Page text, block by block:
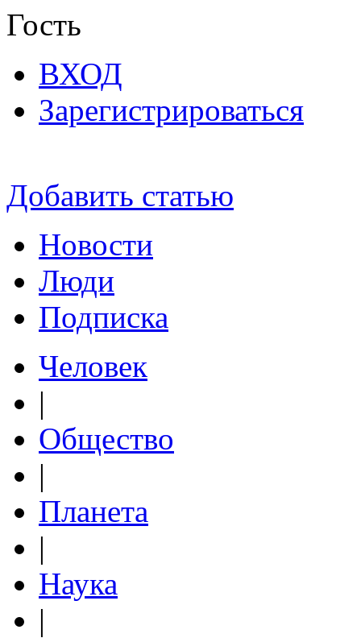
Гость
ВХОД
Зарегистрироваться
Добавить статью
Новости
Люди
Подписка
Человек
|
Общество
|
Планета
|
Наука
|